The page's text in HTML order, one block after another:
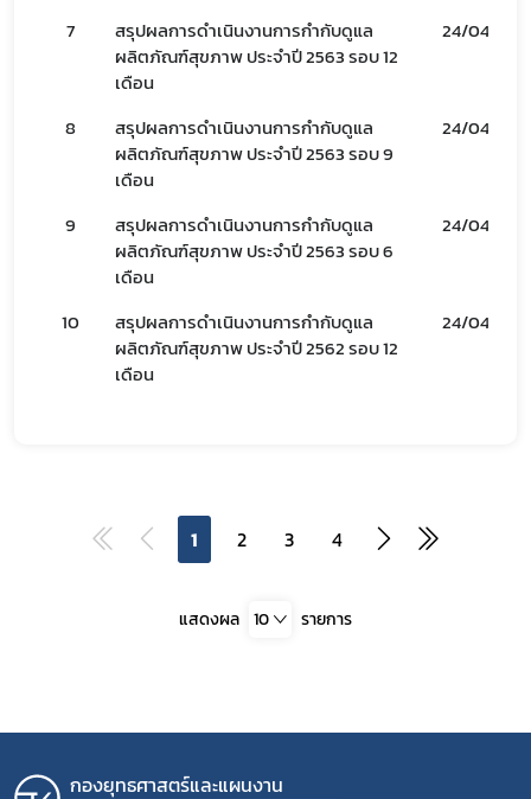
7
สรุปผลการดำเนินงานการกำกับดูแล
ผลิตภัณฑ์สุขภาพ ประจำปี 2563 รอบ 12
เดือน
24/04/66
8
สรุปผลการดำเนินงานการกำกับดูแล
ผลิตภัณฑ์สุขภาพ ประจำปี 2563 รอบ 9
เดือน
24/04/66
9
สรุปผลการดำเนินงานการกำกับดูแล
ผลิตภัณฑ์สุขภาพ ประจำปี 2563 รอบ 6
เดือน
24/04/66
10
สรุปผลการดำเนินงานการกำกับดูแล
ผลิตภัณฑ์สุขภาพ ประจำปี 2562 รอบ 12
เดือน
24/04/66
1 2 3 4
แสดงผล 10 รายการ
กองยุทธศาสตร์และแผนงาน